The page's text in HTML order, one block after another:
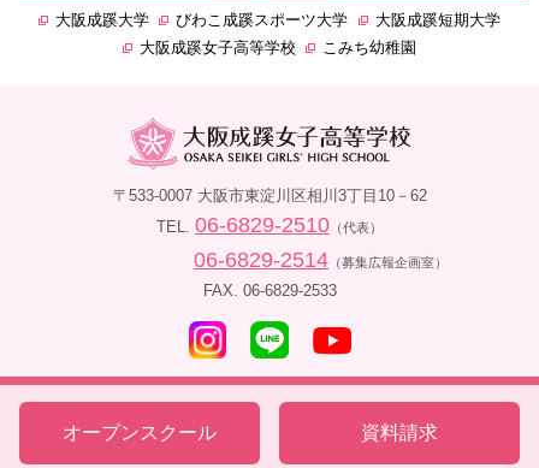
大阪成蹊大学 びわこ成蹊スポーツ大学
大阪成蹊短期大学
大阪成蹊女子高等学校
こみち幼稚園
〒533-0007 大阪市東淀川区相川3丁目10－62
TEL. 06-6829-2510 （代表）
06-6829-2514 （募集広報企画室）
FAX. 06-6829-2533
オープンスクール 資料請求